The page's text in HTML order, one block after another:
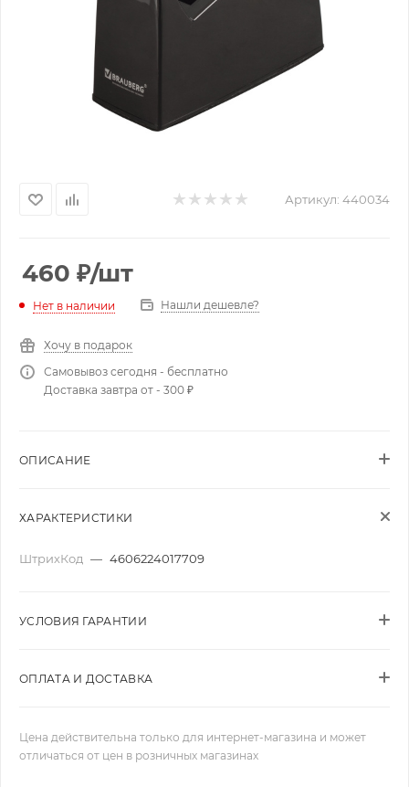
Артикул: 440034
460 ₽/шт
Нет в наличии Нашли дешевле?
Хочу в подарок
Самовывоз сегодня - бесплатно
Доставка завтра от - 300 ₽
ОПИСАНИЕ
ХАРАКТЕРИСТИКИ
ШтрихКод — 4606224017709
УСЛОВИЯ ГАРАНТИИ
ОПЛАТА И ДОСТАВКА
Цена действительна только для интернет-магазина и может
отличаться от цен в розничных магазинах